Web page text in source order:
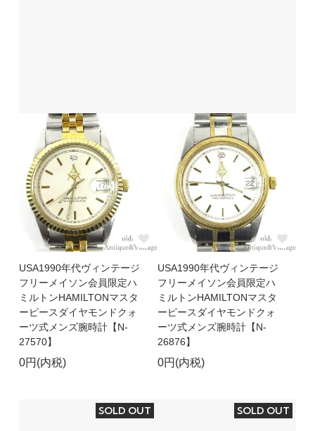
USA1990年代ヴィンテージ
フリーメイソン会員限定ハ
ミルトンHAMILTONマスタ
ーピースダイヤモンドクォ
ーツ式メンズ腕時計【N-
27570】
0円(内税)
USA1990年代ヴィンテージ
フリーメイソン会員限定ハ
ミルトンHAMILTONマスタ
ーピースダイヤモンドクォ
ーツ式メンズ腕時計【N-
26876】
0円(内税)
SOLD OUT SOLD OUT